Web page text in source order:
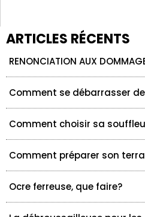
ARTICLES RÉCENTS
RENONCIATION AUX
Comment se débarrasser
Comment choisir sa
Comment préparer son
Ocre ferreuse, que faire?